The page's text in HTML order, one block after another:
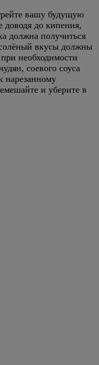
вашу будущую
доводя до кипения,
должна получиться
вкусы должны
необходимости
соевого соуса
нарезанному
и уберите в